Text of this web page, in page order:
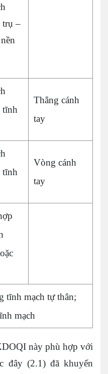
trụ –
tĩnh
Thẳng cánh
tay
tĩnh
Vòng cánh
tay
tĩnh mạch tự thân;
mạch
này phù hợp với
đây (2.1) đã khuyến